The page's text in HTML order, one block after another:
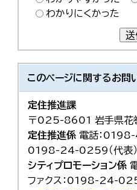
わかりにくかった
送
このページに関するお問
定住推進課
〒025-8601 岩手県花
定住推進係 電話：0198-
0198-24-0259（代表）
シティプロモーション係
ファクス：0198-24-